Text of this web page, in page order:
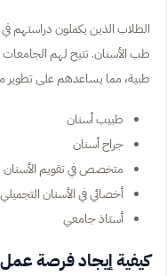
الطلاب الذين يكملون
طب الأسنان. تتيح لهم
طبية، مما يساعدهم على تطوير
طبيب أسنان
جراح أسنان
متخصص في تقويم الأسنان
أخصائي في الأسنان التجميلي
أستاذ جامعي
كيفية إيجاد فرصة عمل